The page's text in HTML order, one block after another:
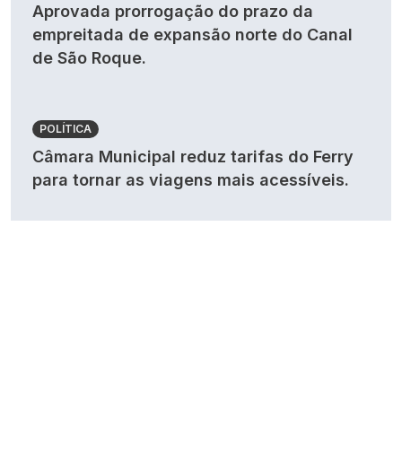
Aprovada prorrogação do prazo da
empreitada de expansão norte do Canal
de São Roque.
POLÍTICA
Câmara Municipal reduz tarifas do Ferry
para tornar as viagens mais acessíveis.